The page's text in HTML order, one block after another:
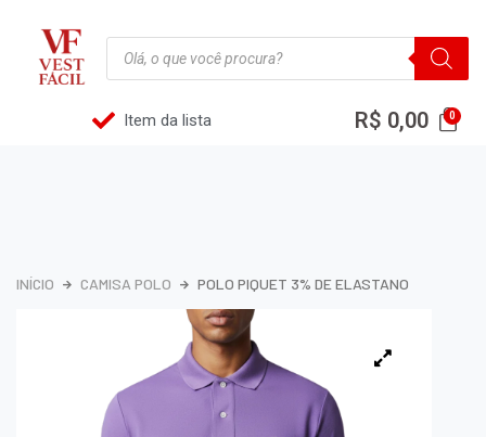
Item da lista R$ 0,00
INÍCIO CAMISA POLO POLO PIQUET 3% DE ELASTANO